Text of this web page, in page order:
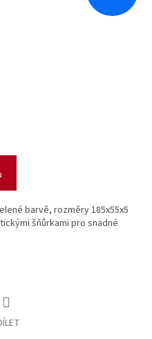
barvě, rozměry 185x55x5
šňůrkami pro snadné